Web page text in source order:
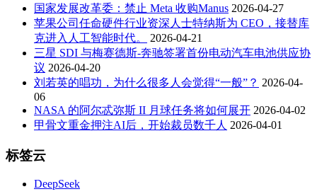
国家发展改革委：禁止 Meta 收购Manus 2026-04-27
苹果公司任命硬件行业资深人士特纳斯为 CEO，接替库
克进入人工智能时代。
2026-04-21
三星 SDI 与梅赛德斯-奔驰签署首份电动汽车电池供应协
议 2026-04-20
刘若英的唱功，为什么很多人会觉得“一般”？ 2026-04-
06
NASA 的阿尔忒弥斯 II 月球任务将如何展开 2026-04-02
甲骨文重金押注AI后，开始裁员数千人 2026-04-01
标签云
DeepSeek